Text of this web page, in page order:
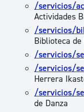
/servicios/
Actividades
/servicios/
Biblioteca de
/servicios/
/servicios/
Herrera
/servicios/
de Danza